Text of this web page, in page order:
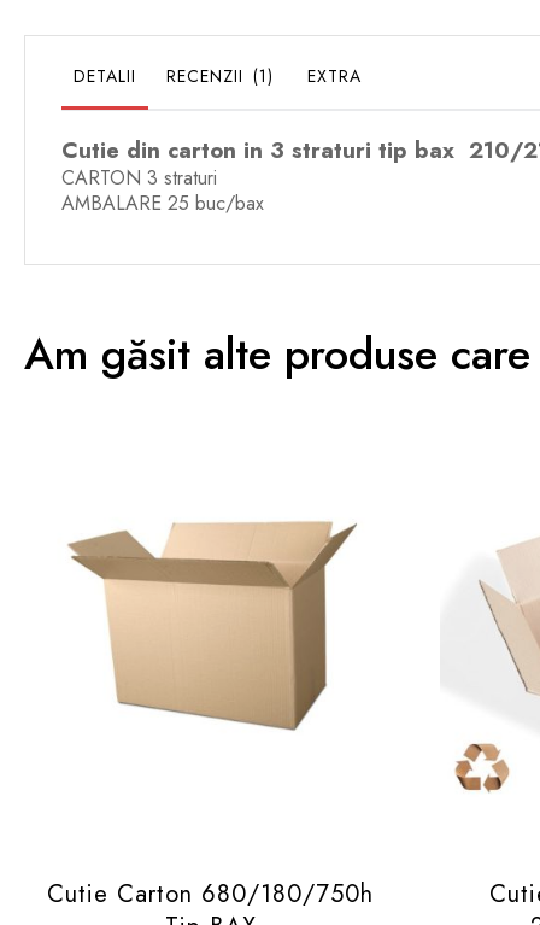
DETALII RECENZII 1 EXTRA
Cutie din carton in 3 straturi tip bax 210/
CARTON 3 straturi
AMBALARE 25 buc/bax
Am găsit alte produse
Cutie Carton 680/180/750h